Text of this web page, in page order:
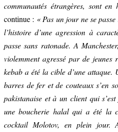
communautés étrangères, sont
continue : « Pas un jour ne se
l’histoire d’une agression à
passe sans ratonade. A
violemment agressé par de
kebab a été la cible d’une attaque.
barres de fer et de couteaux s’en
pakistanaise et à un client qui
une boucherie halal qui a été la
cocktail Molotov, en plein jour.